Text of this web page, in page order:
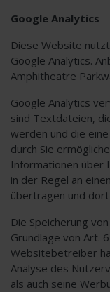
Google Analytics
Diese Website
Google Analytics.
Amphitheatre
Google Analytics
sind Textdateien,
werden und die
durch Sie
Informationen über
in der Regel an
übertragen und
Die Speicherung
Grundlage von Art.
Websitebetreiber
Analyse des
als auch seine